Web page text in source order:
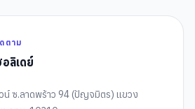
ตาม
ลิเดย์
น์ ซ.ลาดพร้าว 94 (ปัญจมิตร) แขวง